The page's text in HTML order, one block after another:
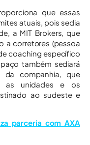
que essas
atuais, pois sedia
a MIT Brokers, que
a corretores (pessoa
coaching específico
também sediará
da companhia, que
as unidades e os
ao sudeste e
parceria com AXA